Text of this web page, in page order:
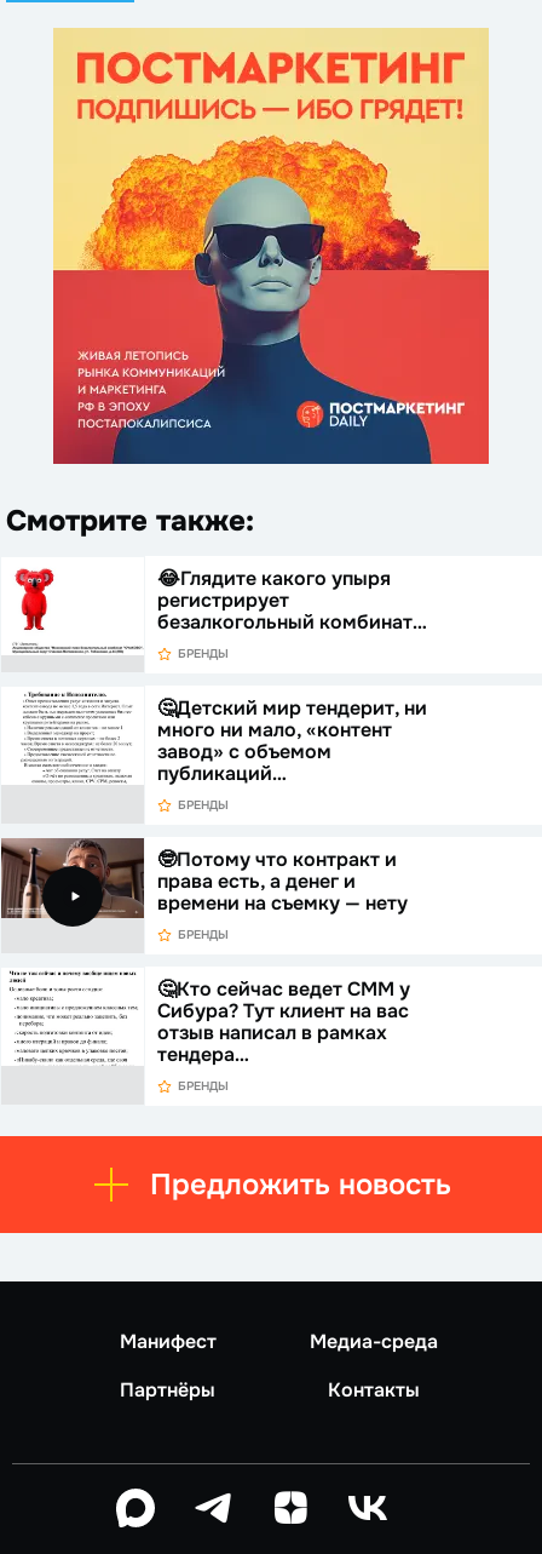
Смотрите также:
😂Глядите какого упыря
регистрирует
безалкогольный комбинат…
БРЕНДЫ
🤔Детский мир тендерит, ни
много ни мало, «контент
завод» с объемом
публикаций…
БРЕНДЫ
🤓Потому что контракт и
права есть, а денег и
времени на съемку — нету
БРЕНДЫ
🤔Кто сейчас ведет СММ у
Сибура? Тут клиент на вас
отзыв написал в рамках
тендера…
БРЕНДЫ
Предложить новость
Манифест
Медиа-среда
Партнёры
Контакты